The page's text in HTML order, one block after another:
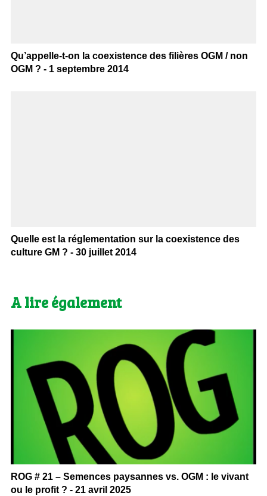
Qu’appelle-t-on la coexistence des filières OGM / non
OGM ? - 1 septembre 2014
Quelle est la réglementation sur la coexistence des
culture GM ? - 30 juillet 2014
A lire également
ROG # 21 – Semences paysannes vs. OGM : le vivant
ou le profit ? - 21 avril 2025